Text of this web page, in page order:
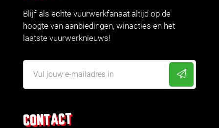
CONTACT
Blijf als echte vuurwerkfanaat altijd op de
hoogte van aanbiedingen, winacties en het
laatste vuurwerknieuws!